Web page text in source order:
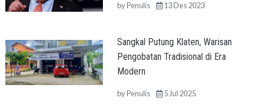
byPenulis 13 Des 2023
Sangkal Putung Klaten, Warisan
Pengobatan Tradisional di Era
Modern
byPenulis 5 Jul 2025